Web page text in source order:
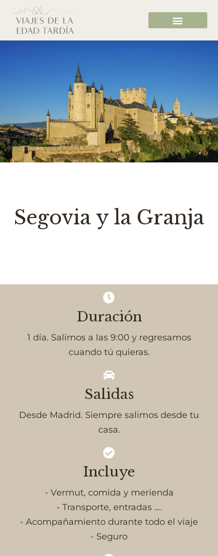
Segovia y la Granja
Duración
1 día. Salimos a las 9:00 y regresamos
cuando tú quieras.
Salidas
Desde Madrid. Siempre salimos desde tu
casa.
Incluye
- Vermut, comida y merienda
- Transporte, entradas ….
- Acompañamiento durante todo el viaje
- Seguro